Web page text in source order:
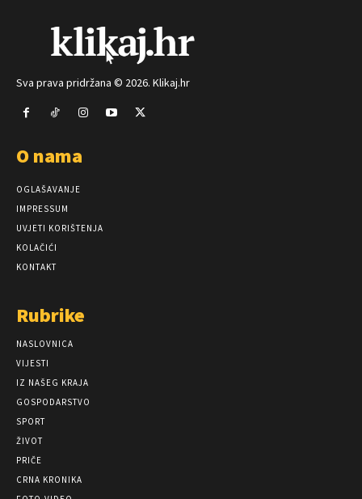
Sva prava pridržana © 2026. Klikaj.hr
O nama
OGLAŠAVANJE
IMPRESSUM
UVJETI KORIŠTENJA
KOLAČIĆI
KONTAKT
Rubrike
NASLOVNICA
VIJESTI
IZ NAŠEG KRAJA
GOSPODARSTVO
SPORT
ŽIVOT
PRIČE
CRNA KRONIKA